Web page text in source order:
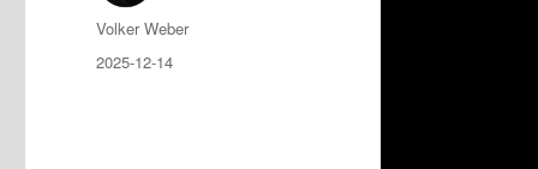
Author
Volker Weber
Posted
2025-12-14